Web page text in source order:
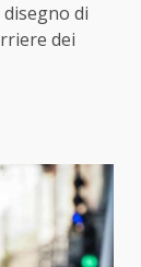
di
dei